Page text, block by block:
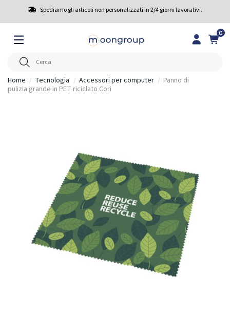
Spediamo gli articoli non personalizzati in 2/4 giorni lavorativi.
0
Home Tecnologia Accessori per computer
Panno di
pulizia grande in PET riciclato Cori